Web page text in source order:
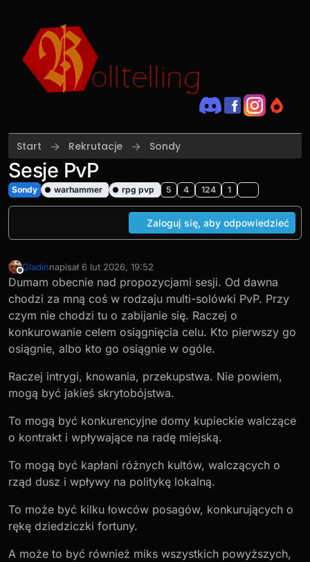
Start Rekrutacje Sondy
Sesje PvP
Sondy warhammer rpg pvp 5 4 124 1
Zaloguj się, aby odpowiedzieć
Niedostępny
Gladinnapisał6 lut 2026, 19:52
ostatnio edytowany przez Gladin
Dumam obecnie nad propozycjami sesji. Od dawna
chodzi za mną coś w rodzaju multi-solówki PvP. Przy
czym nie chodzi tu o zabijanie się. Raczej o
konkurowanie celem osiągnięcia celu. Kto pierwszy go
osiągnie, albo kto go osiągnie w ogóle.
Raczej intrygi, knowania, przekupstwa. Nie powiem,
mogą być jakieś skrytobójstwa.
To mogą być konkurencyjne domy kupieckie walczące
o kontrakt i wpływające na radę miejską.
To mogą być kapłani różnych kultów, walczących o
rząd dusz i wpływy na politykę lokalną.
To może być kilku łowców posagów, konkurujących o
rękę dziedziczki fortuny.
A może to być również miks wszystkich powyższych,